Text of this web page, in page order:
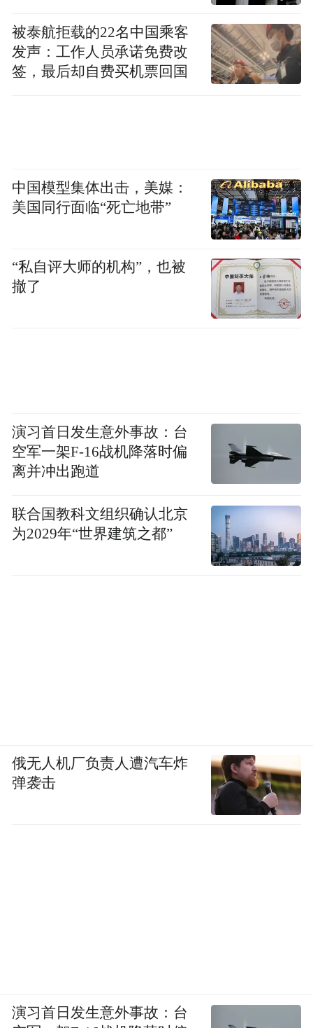
被泰航拒载的22名中国乘客
发声：工作人员承诺免费改
签，最后却自费买机票回国
中国模型集体出击，美媒：
美国同行面临“死亡地带”
“私自评大师的机构”，也被
撤了
演习首日发生意外事故：台
空军一架F-16战机降落时偏
离并冲出跑道
联合国教科文组织确认北京
为2029年“世界建筑之都”
俄无人机厂负责人遭汽车炸
弹袭击
演习首日发生意外事故：台